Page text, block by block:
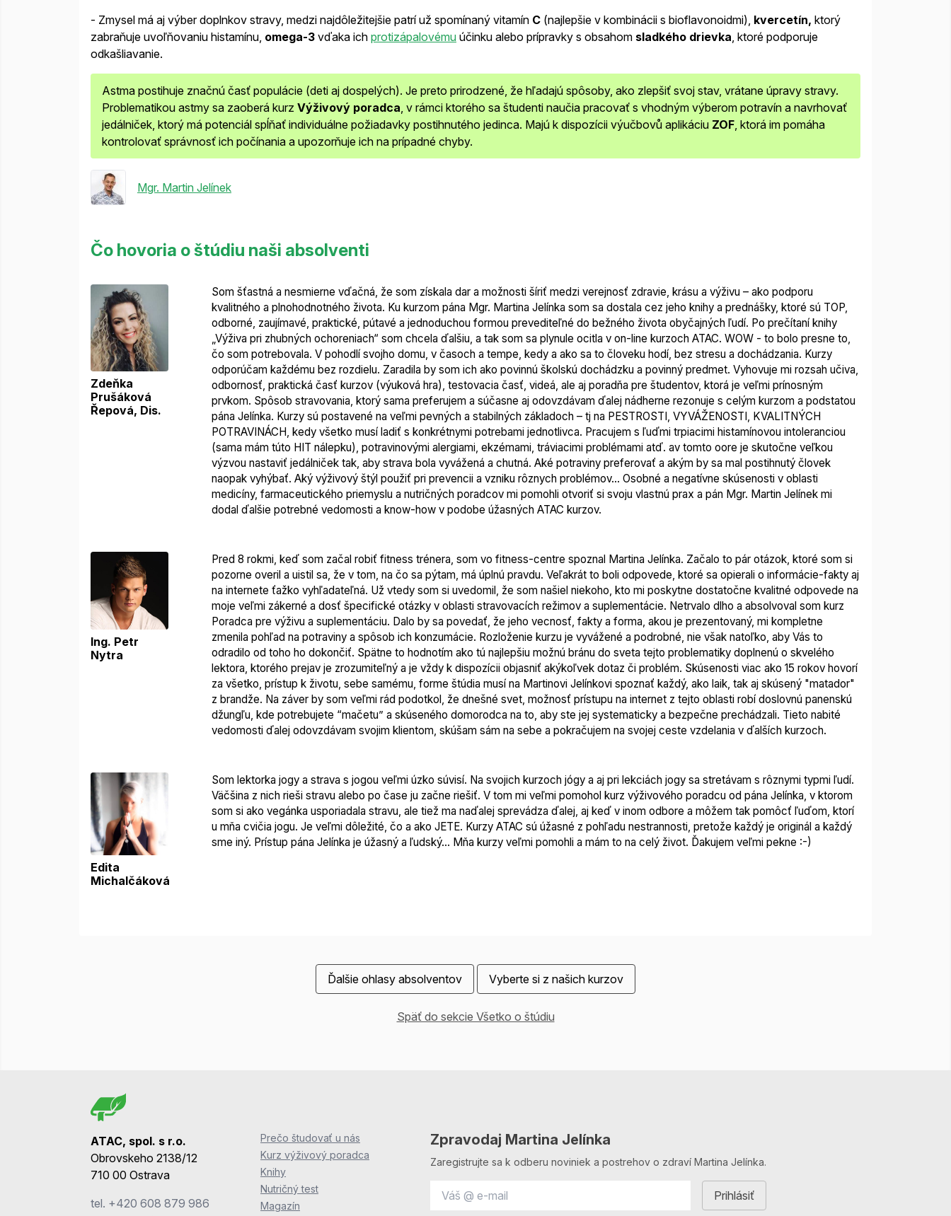
- Zmysel má aj výber doplnkov stravy, medzi najdôležitejšie patrí už spomínaný vitamín C (najlepšie v kombinácii s bioflavonoidmi), kvercetín, ktorý
zabraňuje uvoľňovaniu histamínu, omega-3 vďaka ich protizápalovému účinku alebo prípravky s obsahom sladkého drievka , ktoré podporuje
odkašliavanie.
Astma postihuje značnú časť populácie (deti aj dospelých). Je preto prirodzené, že hľadajú spôsoby, ako zlepšiť svoj stav, vrátane úpravy stravy.
Problematikou astmy sa zaoberá kurz Výživový poradca , v rámci ktorého sa študenti naučia pracovať s vhodným výberom potravín a navrhovať
jedálniček, ktorý má potenciál spĺňať individuálne požiadavky postihnutého jedinca. Majú k dispozícii výučbovů aplikáciu ZOF , ktorá im pomáha
kontrolovať správnosť ich počínania a upozorňuje ich na prípadné chyby.
Mgr. Martin Jelínek
Čo hovoria o štúdiu naši absolventi
Zdeňka
Prušáková
Řepová, Dis.
Som šťastná a nesmierne vďačná, že som získala dar a možnosti šíriť medzi verejnosť zdravie, krásu a výživu – ako podporu
kvalitného a plnohodnotného života. Ku kurzom pána Mgr. Martina Jelínka som sa dostala cez jeho knihy a prednášky, ktoré sú TOP,
odborné, zaujímavé, praktické, pútavé a jednoduchou formou prevediteľné do bežného života obyčajných ľudí. Po prečítaní knihy
„Výživa pri zhubných ochoreniach“ som chcela ďalšiu, a tak som sa plynule ocitla v on-line kurzoch ATAC. WOW - to bolo presne to,
čo som potrebovala. V pohodlí svojho domu, v časoch a tempe, kedy a ako sa to človeku hodí, bez stresu a dochádzania. Kurzy
odporúčam každému bez rozdielu. Zaradila by som ich ako povinnú školskú dochádzku a povinný predmet. Vyhovuje mi rozsah učiva,
odbornosť, praktická časť kurzov (výuková hra), testovacia časť, videá, ale aj poradňa pre študentov, ktorá je veľmi prínosným
prvkom. Spôsob stravovania, ktorý sama preferujem a súčasne aj odovzdávam ďalej nádherne rezonuje s celým kurzom a podstatou
pána Jelínka. Kurzy sú postavené na veľmi pevných a stabilných základoch – tj na PESTROSTI, VYVÁŽENOSTI, KVALITNÝCH
POTRAVINÁCH, kedy všetko musí ladiť s konkrétnymi potrebami jednotlivca. Pracujem s ľuďmi trpiacimi histamínovou intoleranciou
(sama mám túto HIT nálepku), potravinovými alergiami, ekzémami, tráviacimi problémami atď. av tomto oore je skutočne veľkou
výzvou nastaviť jedálniček tak, aby strava bola vyvážená a chutná. Aké potraviny preferovať a akým by sa mal postihnutý človek
naopak vyhýbať. Aký výživový štýl použiť pri prevencii a vzniku rôznych problémov... Osobné a negatívne skúsenosti v oblasti
medicíny, farmaceutického priemyslu a nutričných poradcov mi pomohli otvoriť si svoju vlastnú prax a pán Mgr. Martin Jelínek mi
dodal ďalšie potrebné vedomosti a know-how v podobe úžasných ATAC kurzov.
Ing. Petr
Nytra
Pred 8 rokmi, keď som začal robiť fitness trénera, som vo fitness-centre spoznal Martina Jelínka. Začalo to pár otázok, ktoré som si
pozorne overil a uistil sa, že v tom, na čo sa pýtam, má úplnú pravdu. Veľakrát to boli odpovede, ktoré sa opierali o informácie-fakty aj
na internete ťažko vyhľadateľná. Už vtedy som si uvedomil, že som našiel niekoho, kto mi poskytne dostatočne kvalitné odpovede na
moje veľmi zákerné a dosť špecifické otázky v oblasti stravovacích režimov a suplementácie. Netrvalo dlho a absolvoval som kurz
Poradca pre výživu a suplementáciu. Dalo by sa povedať, že jeho vecnosť, fakty a forma, akou je prezentovaný, mi kompletne
zmenila pohľad na potraviny a spôsob ich konzumácie. Rozloženie kurzu je vyvážené a podrobné, nie však natoľko, aby Vás to
odradilo od toho ho dokončiť. Spätne to hodnotím ako tú najlepšiu možnú bránu do sveta tejto problematikydoplnenú o skvelého
lektora, ktorého prejav je zrozumiteľný a je vždy k dispozícii objasniť akýkoľvek dotaz či problém. Skúsenosti viac ako 15 rokov hovorí
za všetko, prístup k životu, sebe samému, forme štúdia musí na Martinovi Jelínkovi spoznať každý, ako laik, tak aj skúsený "matador"
z brandže. Na záver by som veľmi rád podotkol, že dnešné svet, možnosť prístupu na internet z tejto oblasti robí doslovnú panenskú
džungľu, kde potrebujete “mačetu” a skúseného domorodca na to, aby ste jej systematicky a bezpečne prechádzali. Tieto nabité
vedomosti ďalej odovzdávam svojim klientom, skúšam sám na sebe a pokračujem na svojej ceste vzdelania v ďalších kurzoch.
Edita
Michalčáková
Som lektorka jogy a strava s jogou veľmi úzko súvisí. Na svojich kurzoch jógy a aj pri lekciách jogy sa stretávam s rôznymi typmi ľudí.
Väčšina z nich rieši stravu alebo po čase ju začne riešiť. V tom mi veľmi pomohol kurz výživového poradcu od pána Jelínka, v ktorom
som si ako vegánka usporiadala stravu, ale tiež ma naďalej sprevádza ďalej, aj keď v inom odbore a môžem tak pomôcť ľuďom, ktorí
u mňa cvičia jogu. Je veľmi dôležité, čo a ako JETE. Kurzy ATAC sú úžasné z pohľadu nestrannosti, pretože každý je originál a každý
sme iný. Prístup pána Jelínka je úžasný a ľudský... Mňa kurzy veľmi pomohli a mám to na celý život. Ďakujem veľmi pekne :-)
Ďalšie ohlasy absolventov Vyberte si z našich kurzov
Späť do sekcie Všetko o štúdiu
ATAC, spol. s r.o.
Obrovskeho 2138/12
710 00 Ostrava
tel. +420 608 879 986
Prečo študovať u nás
Kurz výživový poradca
Knihy
Nutričný test
Magazín
Zpravodaj Martina Jelínka
Zaregistrujte sa k odberu noviniek a postrehov o zdraví Martina Jelínka.